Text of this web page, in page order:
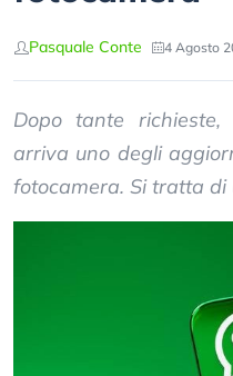
Pasquale Conte 4 Agosto
Dopo tante
arriva uno degli
fotocamera. Si tratta di